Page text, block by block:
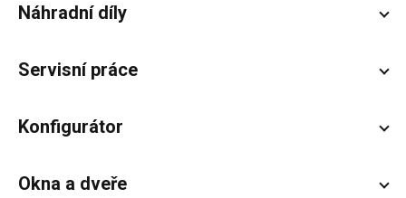
Náhradní díly
Servisní práce
Konfigurátor
Okna a dveře